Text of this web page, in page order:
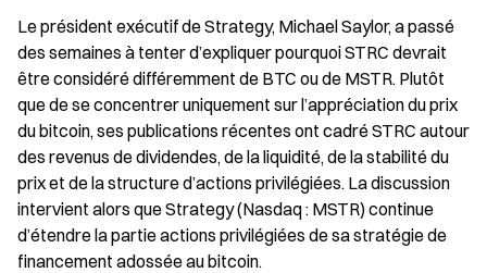
Le président exécutif de Strategy, Michael Saylor, a passé
des semaines à tenter d’expliquer pourquoi STRC devrait
être considéré différemment de BTC ou de MSTR. Plutôt
que de se concentrer uniquement sur l’appréciation du prix
du bitcoin, ses publications récentes ont cadré STRC autour
des revenus de dividendes, de la liquidité, de la stabilité du
prix et de la structure d’actions privilégiées. La discussion
intervient alors que Strategy (Nasdaq : MSTR) continue
d’étendre la partie actions privilégiées de sa stratégie de
financement adossée au bitcoin.